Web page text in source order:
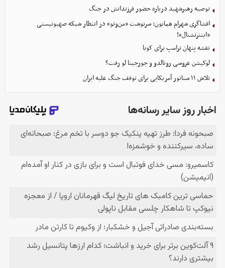
توصیه رهبرشهید درباره حضور فرزندانش در جنگ
افشاگری شهرام همایون: سرنوشت «من‌وتو» در انتظار شبکه صهیونیستی
«اینترنشنال»!
نقشه پنهان ترامپ برای کوبا
لوکیشن عروسی رونالدو و جورجینا لو رفت؟
تلاش ۱۱ سناتور آمریکایی برای توقف جنگ علیه ایران